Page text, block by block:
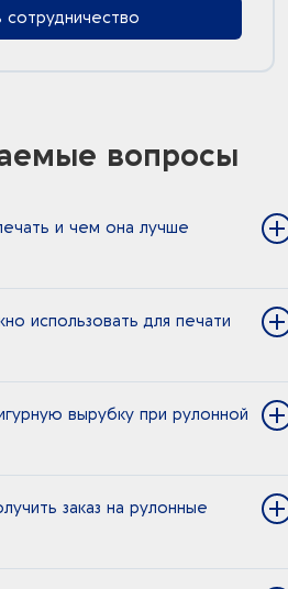
сотрудничество
вопросы
и чем она лучше
использовать для печати
вырубку при рулонной
заказ на рулонные